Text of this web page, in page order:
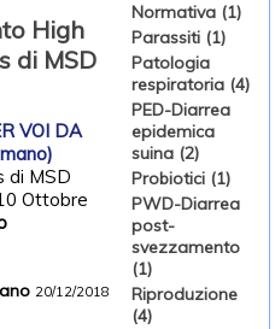
High
di MSD
VOI DA
di MSD
Ottobre
20/12/2018
Normativa (1)
Parassiti (1)
Patologia
respiratoria (4)
PED-Diarrea
epidemica
suina (2)
Probiotici (1)
PWD-Diarrea
post-
svezzamento
(1)
Riproduzione
(4)